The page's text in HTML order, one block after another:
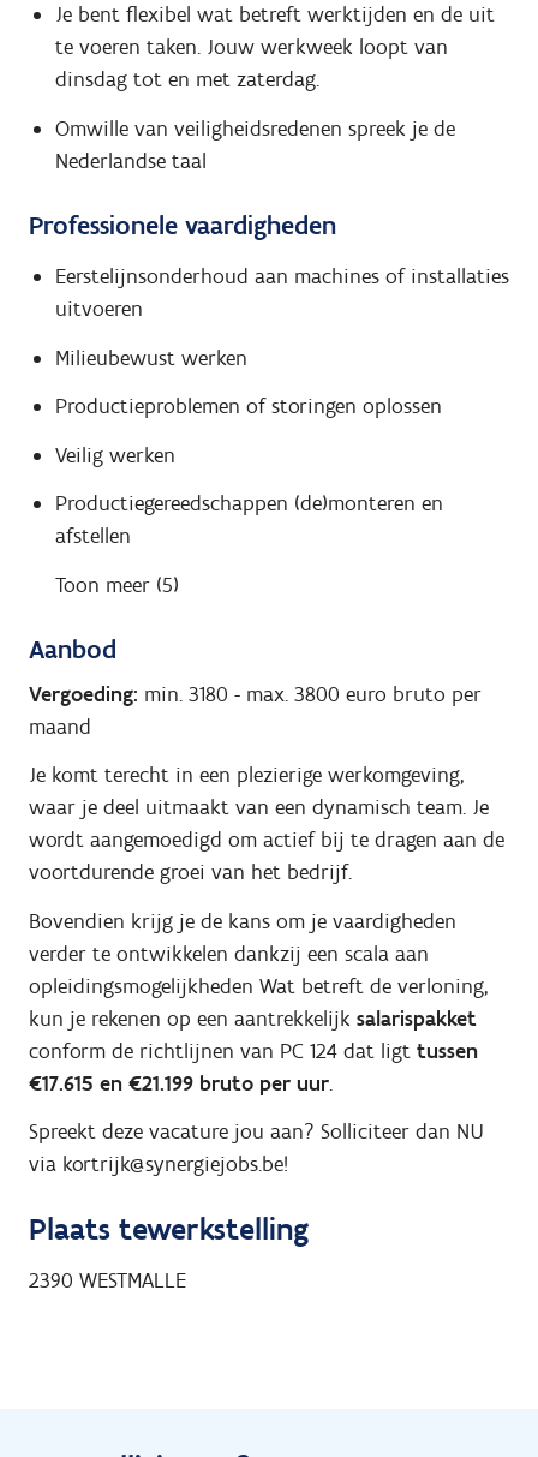
Je bent flexibel wat betreft werktijden en de uit
te voeren taken. Jouw werkweek loopt van
dinsdag tot en met zaterdag.
Omwille van veiligheidsredenen spreek je de
Nederlandse taal
Professionele vaardigheden
Eerstelijnsonderhoud aan machines of installaties
uitvoeren
Milieubewust werken
Productieproblemen of storingen oplossen
Veilig werken
Productiegereedschappen (de)monteren en
afstellen
Toon meer (5)
Aanbod
Vergoeding: min. 3180 - max. 3800 euro bruto per
maand
Je komt terecht in een plezierige werkomgeving,
waar je deel uitmaakt van een dynamisch team. Je
wordt aangemoedigd om actief bij te dragen aan de
voortdurende groei van het bedrijf.
Bovendien krijg je de kans om je vaardigheden
verder te ontwikkelen dankzij een scala aan
opleidingsmogelijkheden Wat betreft de verloning,
kun je rekenen op een aantrekkelijk salarispakket
conform de richtlijnen van PC 124 dat ligt tussen
€17.615 en €21.199 bruto per uur.
Spreekt deze vacature jou aan? Solliciteer dan NU
via kortrijk@synergiejobs.be!
Plaats tewerkstelling
2390 WESTMALLE